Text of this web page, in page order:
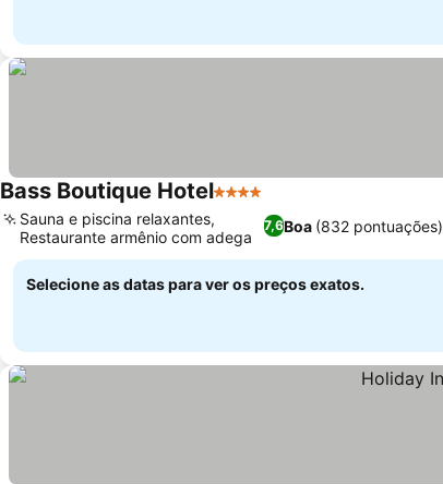
Bass Boutique Hotel4 Estrelas
7,6Boa (832 pontuações)
Sauna e piscina relaxantes,
Restaurante armênio com adega
Selecione as datas para ver os preços exatos.